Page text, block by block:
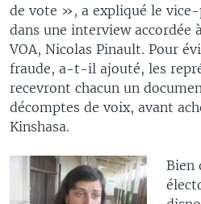
de vote », a expliqué le vice-
dans une interview accordée
VOA, Nicolas Pinault. Pour
fraude, a-t-il ajouté, les
recevront chacun un
décomptes de voix, avant
Kinshasa.
Bien